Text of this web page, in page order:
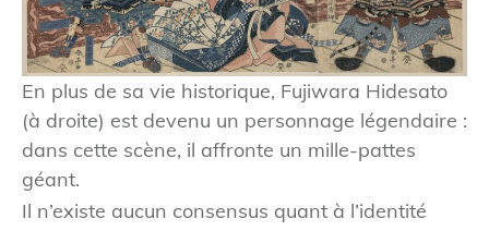
En plus de sa vie historique, Fujiwara Hidesato
(à droite) est devenu un personnage légendaire :
dans cette scène, il affronte un mille-pattes
géant.
Il n’existe aucun consensus quant à l’identité